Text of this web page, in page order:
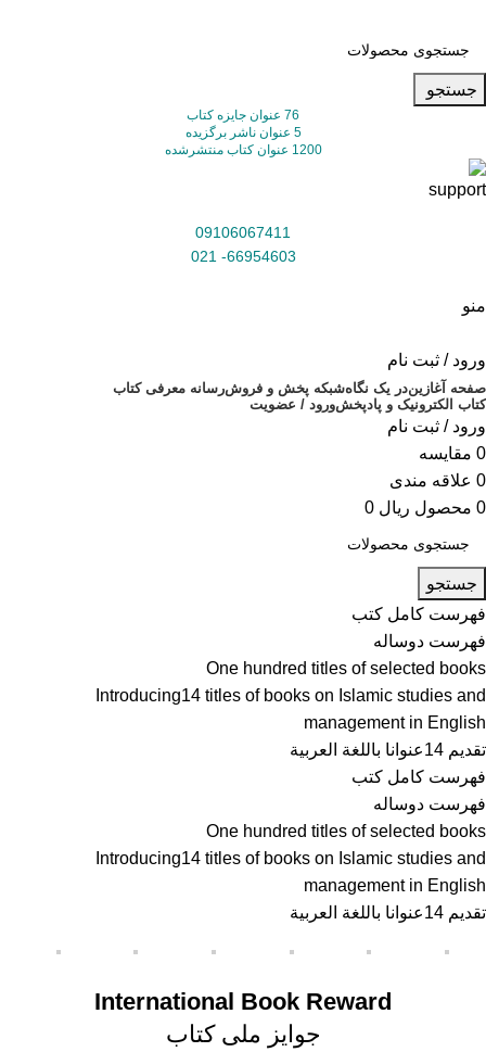
جستجو
76 عنوان جایزه کتاب
5 عنوان ناشر برگزیده
1200 عنوان کتاب منتشرشده
09106067411
66954603- 021
منو
ورود / ثبت نام
صفحه آغازیندر یک نگاهشبکه پخش و فروشرسانه معرفی کتاب
کتاب الکترونیک و پادپخشورود / عضویت
ورود / ثبت نام
0 مقایسه
0 علاقه مندی
0 محصول ریال
جستجو
فهرست کامل کتب
فهرست دوساله
One hundred titles of selected books
Introducing14 titles of books on Islamic studies and
management in English
تقديم 14عنوانا باللغة العربية
فهرست کامل کتب
فهرست دوساله
One hundred titles of selected books
Introducing14 titles of books on Islamic studies and
management in English
تقديم 14عنوانا باللغة العربية
International Book Reward
جوایز ملی کتاب